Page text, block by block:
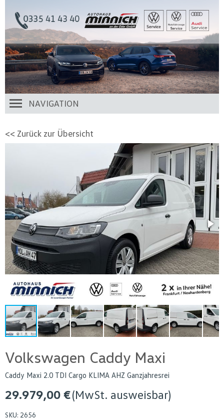
NAVIGATION
<< Zurück zur Übersicht
Volkswagen Caddy Maxi
Caddy Maxi 2.0 TDI Cargo KLIMA AHZ Ganzjahresrei
29.979,00 €(MwSt. ausweisbar)
SKU: 2656